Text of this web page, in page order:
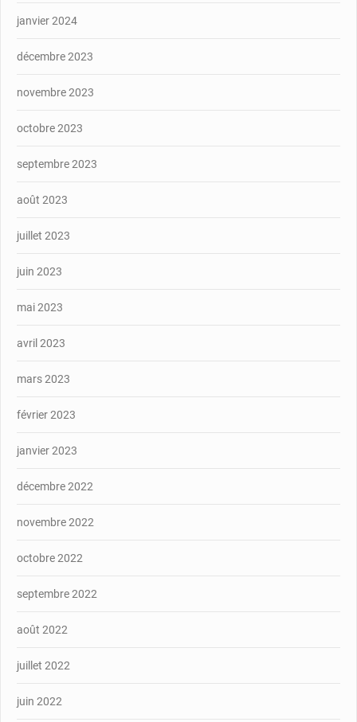
janvier 2024
décembre 2023
novembre 2023
octobre 2023
septembre 2023
août 2023
juillet 2023
juin 2023
mai 2023
avril 2023
mars 2023
février 2023
janvier 2023
décembre 2022
novembre 2022
octobre 2022
septembre 2022
août 2022
juillet 2022
juin 2022